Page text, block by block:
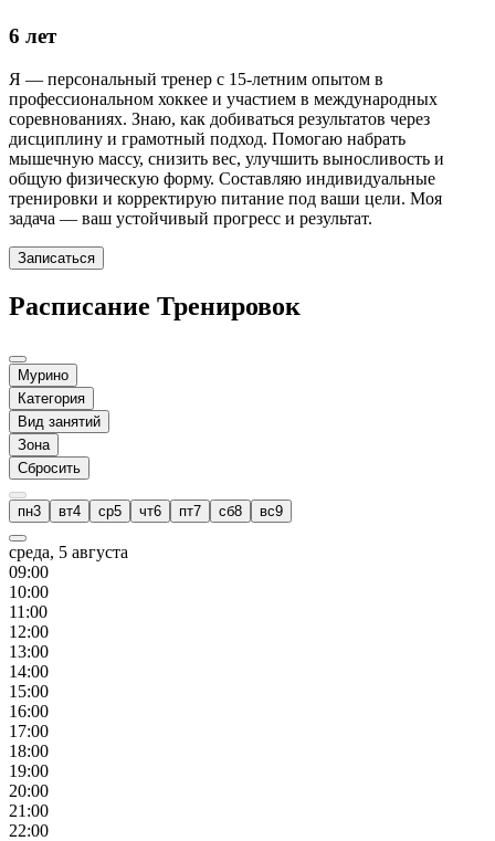
6 лет
Я — персональный тренер с 15-летним опытом в
профессиональном хоккее и участием в международных
соревнованиях. Знаю, как добиваться результатов через
дисциплину и грамотный подход. Помогаю набрать
мышечную массу, снизить вес, улучшить выносливость и
общую физическую форму. Составляю индивидуальные
тренировки и корректирую питание под ваши цели. Моя
задача — ваш устойчивый прогресс и результат.
Записаться
Расписание Тренировок
Мурино
Категория
Вид занятий
Зона
Сбросить
пн3 вт4 ср5 чт6 пт7 сб8 вс9
среда, 5 августа
09:00
10:00
11 :00
12:00
13:00
14:00
15:00
16:00
17:00
18:00
19:00
20:00
21 :00
22:00